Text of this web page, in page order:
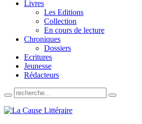
Livres
Les Editions
Collection
En cours de lecture
Chroniques
Dossiers
Ecritures
Jeunesse
Rédacteurs